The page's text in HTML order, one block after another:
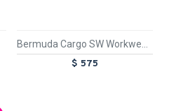
Bermuda Cargo SW Workwear Mix Azul
$ 575